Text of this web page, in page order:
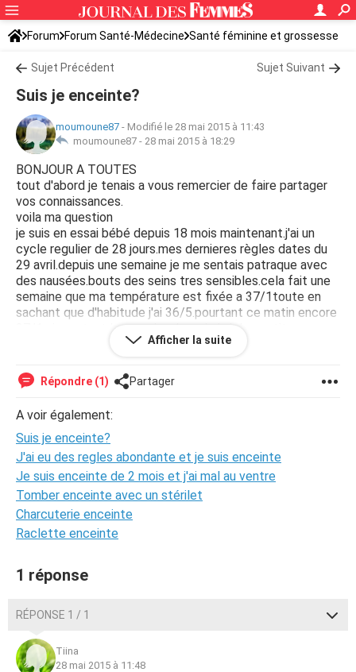
Forum Forum Santé-Médecine Santé féminine et grossesse
Sujet Précédent Sujet Suivant
Suis je enceinte?
moumoune87 - Modifié le 28 mai 2015 à 11:43
moumoune87 - 28 mai 2015 à 18:29
BONJOUR A TOUTES
tout d'abord je tenais a vous remercier de faire partager
vos connaissances.
voila ma question
je suis en essai bébé depuis 18 mois maintenant.j'ai un
cycle regulier de 28 jours.mes dernieres règles dates du
29 avril.depuis une semaine je me sentais patraque avec
des nausées.bouts des seins tres sensibles.cela fait une
semaine que ma température est fixée a 37/1toute en
sachant que d'habitude j'ai 36/5.pourtant ce matin encore
37/1 ai pourtant lorsque je m'essuie j ai des petites
pertes marrons.serais-ce ce qu on appelle des regles
aidez moi merci
Afficher la suite
Répondre (1) Partager
A voir également:
Suis je enceinte?
J'ai eu des regles abondante et je suis enceinte
Je suis enceinte de 2 mois et j'ai mal au ventre
Tomber enceinte avec un stérilet
Charcuterie enceinte
Raclette enceinte
1 réponse
RÉPONSE 1 / 1
Tiina
28 mai 2015 à 11:48